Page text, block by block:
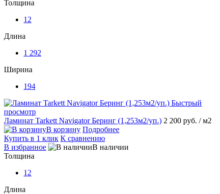
Толщина
12
Длина
1 292
Ширина
194
Быстрый
просмотр
Ламинат Tarkett Navigator Беринг (1,253м2/уп.) 2 200 руб. / м2
В корзину Подробнее
Купить в 1 клик К сравнению
В избранное
В наличии
Толщина
12
Длина